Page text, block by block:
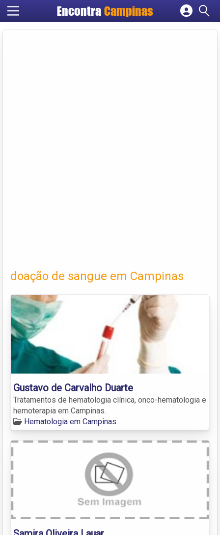
Encontra Campinas
Cadastrar empresa
doação de sangue em Campinas
Gustavo de Carvalho Duarte
Tratamentos de hematologia clínica, onco-hematologia e
hemoterapia em Campinas.
Hematologia em Campinas